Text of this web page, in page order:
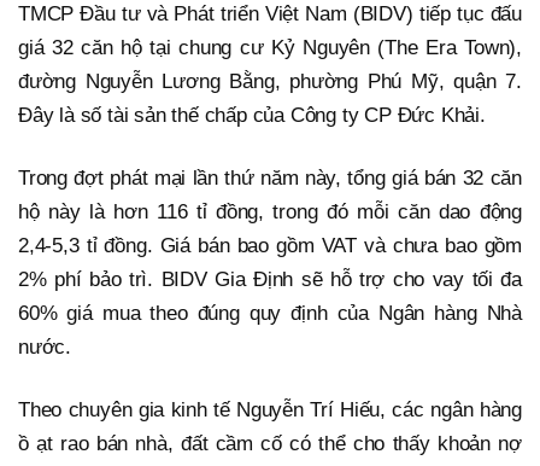
TMCP Đầu tư và Phát triển Việt Nam (BIDV) tiếp tục đấu
giá 32 căn hộ tại chung cư Kỷ Nguyên (The Era Town),
đường Nguyễn Lương Bằng, phường Phú Mỹ, quận 7.
Đây là số tài sản thế chấp của Công ty CP Đức Khải.
Trong đợt phát mại lần thứ năm này, tổng giá bán 32 căn
hộ này là hơn 116 tỉ đồng, trong đó mỗi căn dao động
2,4-5,3 tỉ đồng. Giá bán bao gồm VAT và chưa bao gồm
2% phí bảo trì. BIDV Gia Định sẽ hỗ trợ cho vay tối đa
60% giá mua theo đúng quy định của Ngân hàng Nhà
nước.
Theo chuyên gia kinh tế Nguyễn Trí Hiếu, các ngân hàng
ồ ạt rao bán nhà, đất cầm cố có thể cho thấy khoản nợ